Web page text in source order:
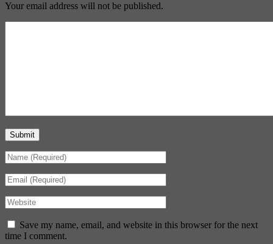
Your email address will not be published.
Submit
Save my name, email, and website in this browser for the next
time I comment.